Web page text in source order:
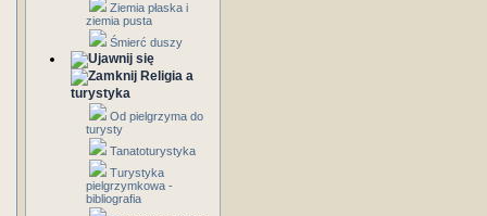
Ziemia płaska i
ziemia pusta
Śmierć duszy
Religia a
turystyka
Od pielgrzyma do
turysty
Tanatoturystyka
Turystyka
pielgrzymkowa -
bibliografia